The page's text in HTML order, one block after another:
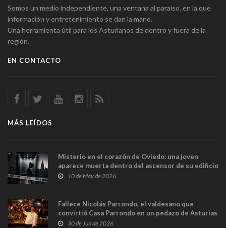
Somos un medio independiente, una ventana al paraíso, en la que
información y entretenimiento se dan la mano.
Una herramienta útil para los Asturianos de dentro y fuera de la
región.
EN CONTACTO
MÁS LEÍDOS
Misterio en el corazón de Oviedo: una joven
aparece muerta dentro del ascensor de su edificio
y las cámaras captan sus últimos minutos
10 de May de 2026
Fallece Nicolás Parrondo, el valdesano que
convirtió Casa Parrondo en un pedazo de Asturias
en Madrid
30 de Jun de 2026